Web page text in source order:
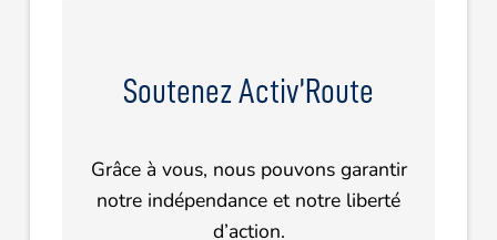
Soutenez Activ’Route
Grâce à vous, nous pouvons garantir
notre indépendance et notre liberté
d’action.